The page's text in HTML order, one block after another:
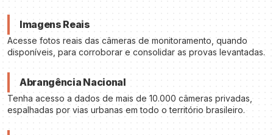
Imagens Reais
Acesse fotos reais das câmeras de monitoramento, quando
disponíveis, para corroborar e consolidar as provas levantadas.
Abrangência Nacional
Tenha acesso a dados de mais de 10.000 câmeras privadas,
espalhadas por vias urbanas em todo o território brasileiro.